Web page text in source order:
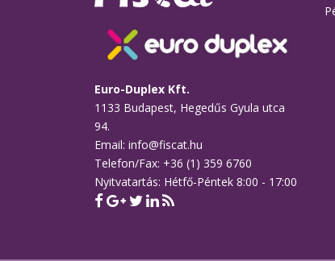
Euro-Duplex Kft.
1133 Budapest, Hegedűs Gyula utca
94.
Email: info@fiscat.hu
Telefon/Fax: +36 (1) 359 6760
Nyitvatartás: Hétfő-Péntek 8:00 - 17:00